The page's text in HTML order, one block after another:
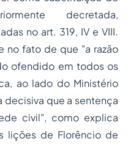
decretada,
no art. 319, IV e VIII.
no fato de que "a razão
ofendido em todos os
ao lado do Ministério
decisiva que a sentença
civil", como explica
lições de Florêncio de